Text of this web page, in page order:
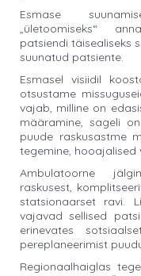
Esmase
„ületoomiseks“
patsiendi täisealiseks
suunatud patsiente.
Esmasel visiidil
otsustame
vajab, milline on
määramine, sageli
puude raskusastme
tegemine, hooajalised
Ambulatoorne
raskusest,
statsionaarset ravi.
vajavad sellised
erinevates
pereplaneerimist
Regionaalhaiglas